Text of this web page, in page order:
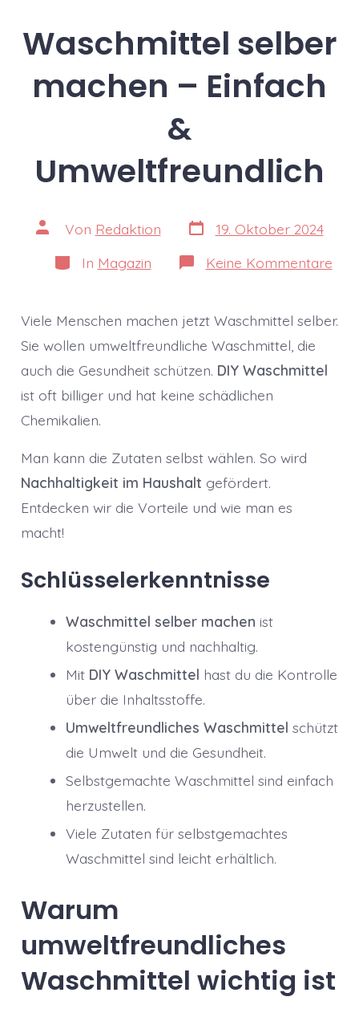
Waschmittel selber
machen – Einfach
&
Umweltfreundlich
Beitragsautor
Von Redaktion Veröffentlichungsdatum
19. Oktober 2024
Kategorien
In Magazin Keine Kommentarezu
–
Viele Menschen machen jetzt Waschmittel selber.
Sie wollen umweltfreundliche Waschmittel, die
auch die Gesundheit schützen. DIY Waschmittel
ist oft billiger und hat keine schädlichen
Chemikalien.
Man kann die Zutaten selbst wählen. So wird
Nachhaltigkeit im Haushalt gefördert.
Entdecken wir die Vorteile und wie man es
macht!
Schlüsselerkenntnisse
Waschmittel selber machen ist
kostengünstig und nachhaltig.
Mit DIY Waschmittel hast du die Kontrolle
über die Inhaltsstoffe.
Umweltfreundliches Waschmittel schützt
die Umwelt und die Gesundheit.
Selbstgemachte Waschmittel sind einfach
herzustellen.
Viele Zutaten für selbstgemachtes
Waschmittel sind leicht erhältlich.
Warum
umweltfreundliches
Waschmittel wichtig ist